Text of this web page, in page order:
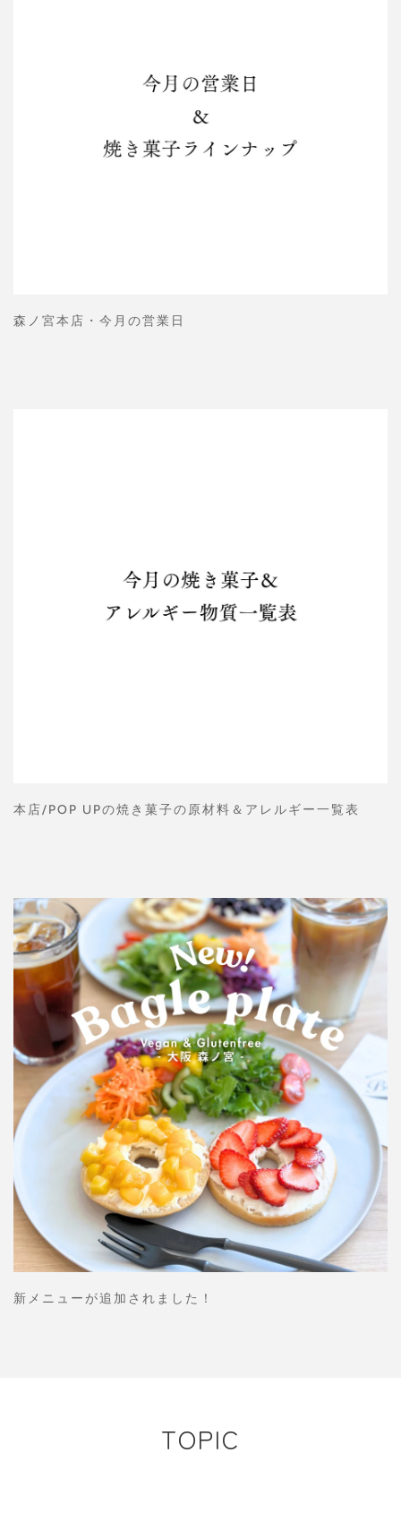
森ノ宮本店・今月の営業日
本店/POP UPの焼き菓子の原材料＆アレルギー一覧表
新メニューが追加されました！
TOPIC